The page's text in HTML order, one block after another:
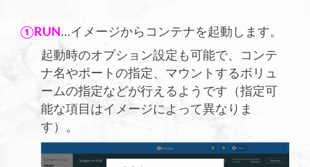
①RUN …イメージからコンテナを起動します。
起動時のオプション設定も可能で、コンテ
ナ名やポートの指定、マウントするボリュ
ームの指定などが行えるようです（指定可
能な項目はイメージによって異なりま
す）。